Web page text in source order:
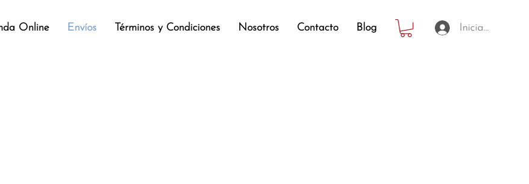
Online Envíos Términos y Condiciones Nosotros Contacto Blog Iniciar sesión